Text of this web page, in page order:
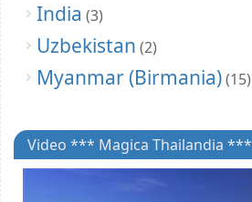
India (3)
Uzbekistan (2)
Myanmar (Birmania)(15)
Video *** Magica Thailandia ***